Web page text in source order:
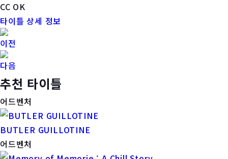
CC OK
타이틀 상세 정보
이전
다음
추천 타이틀
어드벤처
BUTLER GUILLOTINE
어드벤처